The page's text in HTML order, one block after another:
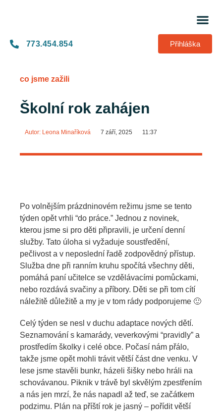
773.454.854 Přihláška
co jsme zažili
Školní rok zahájen
Autor: Leona Minaříková 7 září, 2025 11:37
Po volnějším prázdninovém režimu jsme se tento
týden opět vrhli “do práce.” Jednou z novinek,
kterou jsme si pro děti připravili, je určení denní
služby. Tato úloha si vyžaduje soustředění,
pečlivost a v neposlední řadě zodpovědný přístup.
Služba dne při ranním kruhu spočítá všechny děti,
pomáhá paní učitelce se vzdělávacími pomůckami,
nebo rozdává svačiny a příbory. Děti se při tom cítí
náležitě důležitě a my je v tom rády podporujeme 🙂
Celý týden se nesl v duchu adaptace nových dětí.
Seznamování s kamarády, veverkovými “pravidly” a
prostředím školky i celé obce. Počasí nám přálo,
takže jsme opět mohli trávit větší část dne venku. V
lese jsme stavěli bunkr, házeli šišky nebo hráli na
schovávanou. Piknik v trávě byl skvělým zpestřením
a nás jen mrzí, že nás napadl až teď, se začátkem
podzimu. Plán na příští rok je jasný – pořídit větší